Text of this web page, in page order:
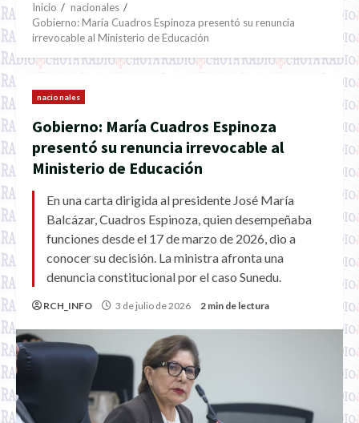
Inicio
nacionales
Gobierno: María Cuadros Espinoza presentó su renuncia
irrevocable al Ministerio de Educación
nacionales
Gobierno: María Cuadros Espinoza
presentó su renuncia irrevocable al
Ministerio de Educación
En una carta dirigida al presidente José María
Balcázar, Cuadros Espinoza, quien desempeñaba
funciones desde el 17 de marzo de 2026, dio a
conocer su decisión. La ministra afronta una
denuncia constitucional por el caso Sunedu.
RCH_INFO 3 de julio de 2026 2 min de lectura